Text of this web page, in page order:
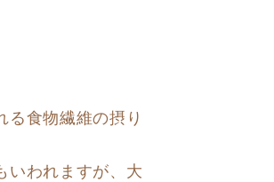
る食物繊維の摂り
いわれますが、大